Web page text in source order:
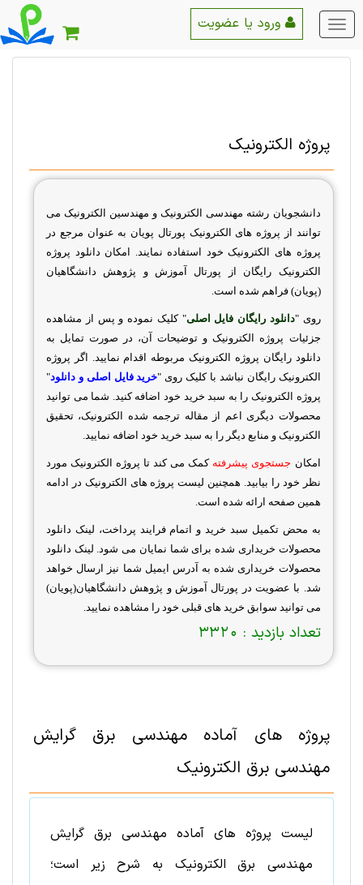
منو
اصلی
پروژه الکترونیک
دانشجویان رشته مهندسی الکترونیک و مهندسین الکترونیک می
توانند از پروژه های الکترونیک پورتال پویان به عنوان مرجع در
پروژه های الکترونیک خود استفاده نمایند. امکان دانلود پروژه
الکترونیک رایگان از پورتال آموزش و پژوهش دانشگاهیان
(پویان) فراهم شده است.
روی "دانلود رایگان فایل اصلی" کلیک نموده و پس از مشاهده
جزئیات پروژه الکترونیک و توضیحات آن، در صورت تمایل به
دانلود رایگان پروژه الکترونیک مربوطه اقدام نمایید. اگر پروژه
الکترونیک رایگان نباشد با کلیک روی "خرید فایل اصلی و دانلود"
پروژه الکترونیک را به سبد خرید خود اضافه کنید. شما می توانید
محصولات دیگری اعم از مقاله ترجمه شده الکترونیک، تحقیق
الکترونیک و منابع دیگر را به سبد خرید خود اضافه نمایید.
امکان جستجوی پیشرفته کمک می کند تا پروژه الکترونیک مورد
نظر خود را بیابید. همچنین لیست پروژه های الکترونیک در ادامه
همین صفحه ارائه شده است.
به محض تکمیل سبد خرید و اتمام فرایند پرداخت، لینک دانلود
محصولات خریداری شده برای شما نمایان می شود. لینک دانلود
محصولات خریداری شده به آدرس ایمیل شما نیز ارسال خواهد
شد. با عضویت در پورتال آموزش و پژوهش دانشگاهیان(پویان)
می توانید سوابق خرید های قبلی خود را مشاهده نمایید.
تعداد بازدید : 3320
پروژه های آمادهمهندسی برق گرایش
مهندسی برق الکترونیک
لیست پروژه های آماده مهندسی برق گرایش
مهندسی برق الکترونیک به شرح زیر است؛